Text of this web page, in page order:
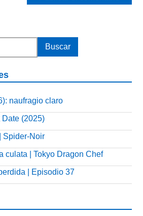
naufragio claro
Date (2025)
Spider-Noir
culata | Tokyo Dragon Chef
| Episodio 37